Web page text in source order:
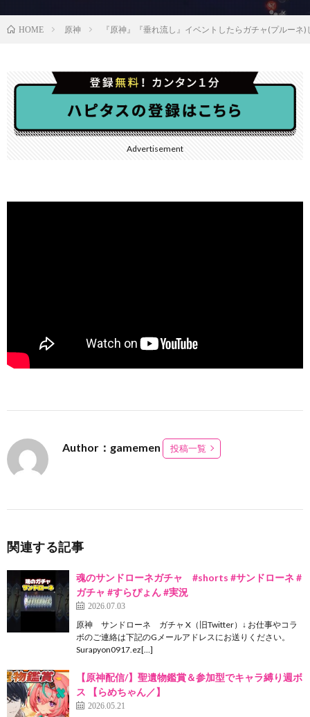
HOME 原神 『原神』『垂れ流し』イベントしたらガチャ(プルーネ)
Advertisement
Author：gamemen 投稿一覧
関連する記事
魂のサンドローネガチャ #shorts #サンドローネ #
ガチャ #すらぴょん #実況
2026.07.03
原神 サンドローネ ガチャ X（旧Twitter）↓ お仕事やコラ
ボのご連絡は下記のGメールアドレスにお送りください。
Surapyon0917.ez[…]
【原神配信/】聖遺物鑑賞＆参加型でキャラ縛り週ボ
ス 【らめちゃん／】
2026.05.21